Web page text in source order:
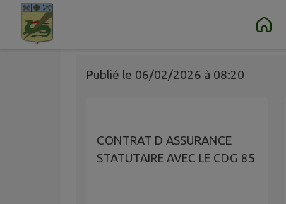
Contenu Pied de page
Publié le 06/02/2026 à 08:20
CONTRAT D ASSURANCE
STATUTAIRE AVEC LE CDG 85